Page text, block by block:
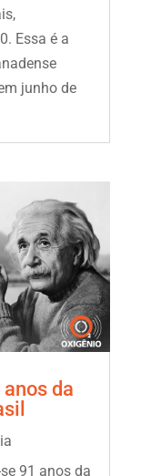
Essa é a
junho de
da
91 anos da